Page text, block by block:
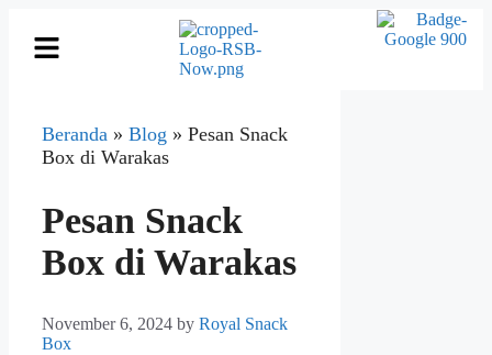
Beranda » Blog » Pesan Snack
Box di Warakas
Pesan Snack
Box di Warakas
November 6, 2024 by Royal Snack
Box